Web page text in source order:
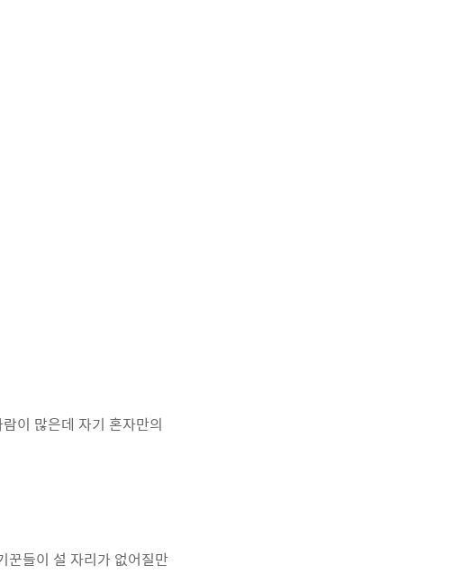
이 많은데 자기 혼자만의
꾼들이 설 자리가 없어질만